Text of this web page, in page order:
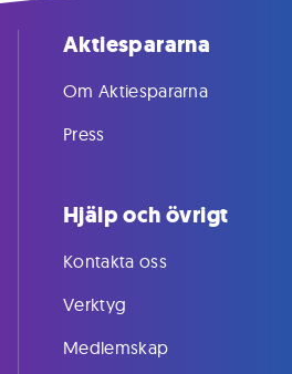
Aktiespararna
Om Aktiespararna
Press
Hjälp och övrigt
Kontakta oss
Verktyg
Medlemskap